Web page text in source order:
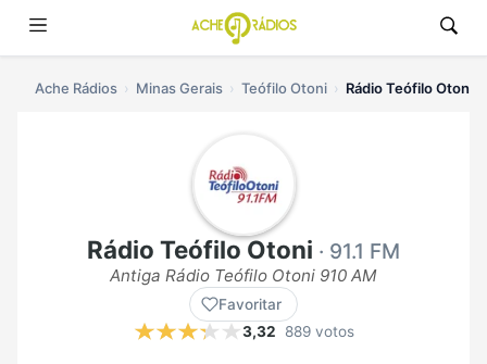
Ache Rádios Minas Gerais Teófilo Otoni Rádio Teófilo Otoni
Rádio Teófilo Otoni · 91.1 FM
Antiga Rádio Teófilo Otoni 910 AM
Favoritar
3,32
889 votos